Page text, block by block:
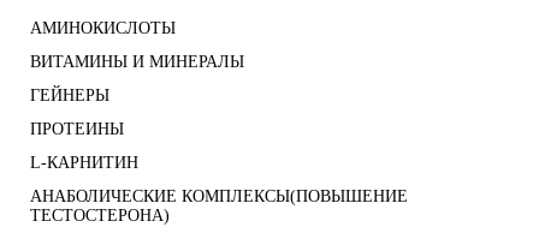
АМИНОКИСЛОТЫ
ВИТАМИНЫ И МИНЕРАЛЫ
ГЕЙНЕРЫ
ПРОТЕИНЫ
L-КАРНИТИН
АНАБОЛИЧЕСКИЕ КОМПЛЕКСЫ(ПОВЫШЕНИЕ
ТЕСТОСТЕРОНА)